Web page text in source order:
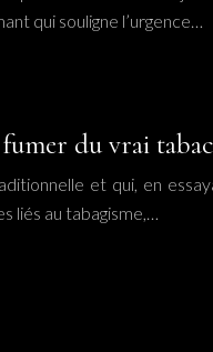
qui souligne l’urgence…
du vrai
et qui, en
liés au tabagisme,…